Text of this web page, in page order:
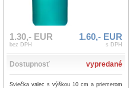
1.30,- EUR
bez DPH
1.60,- EUR
s DPH
Dostupnosť vypredané
Sviečka valec s výškou 10 cm a priemerom